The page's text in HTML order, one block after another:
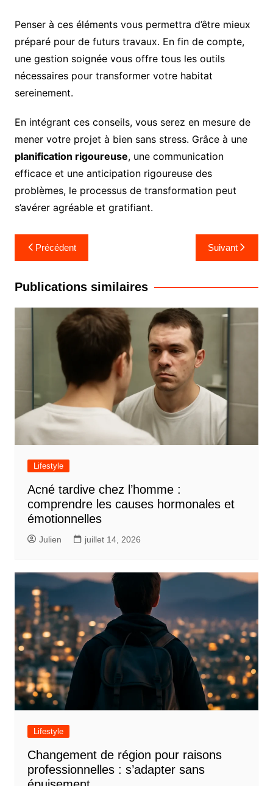
Penser à ces éléments vous permettra d’être mieux
préparé pour de futurs travaux. En fin de compte,
une gestion soignée vous offre tous les outils
nécessaires pour transformer votre habitat
sereinement.
En intégrant ces conseils, vous serez en mesure de
mener votre projet à bien sans stress. Grâce à une
planification rigoureuse, une communication
efficace et une anticipation rigoureuse des
problèmes, le processus de transformation peut
s’avérer agréable et gratifiant.
Navigation
de
l’article
Précédent Suivant
Publications similaires
Lifestyle
Acné tardive chez l’homme :
comprendre les causes hormonales et
émotionnelles
Julien juillet 14, 2026
Lifestyle
Changement de région pour raisons
professionnelles : s’adapter sans